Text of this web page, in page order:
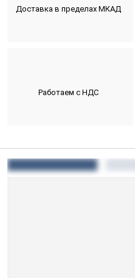
Доставка в пределах МКАД
Работаем с НДС